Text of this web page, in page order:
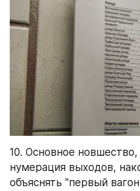
10. Основное новшество,
нумерация выходов,
объяснять "первый